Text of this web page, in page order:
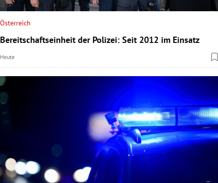
Österreich
Bereitschaftseinheit der Polizei: Seit 2012 im Einsatz
Heute